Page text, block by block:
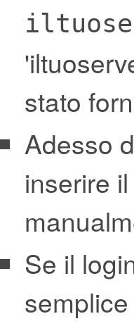
stato
Adesso
inserire
Se il